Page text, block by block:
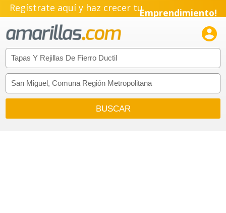
Regístrate aquí y haz crecer tuEmprendimiento!
